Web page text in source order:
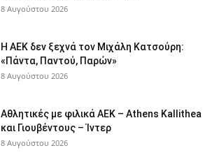
8 Αυγούστου 2026
Η ΑΕΚ δεν ξεχνά τον Μιχάλη Κατσούρη:
«Πάντα, Παντού, Παρών»
8 Αυγούστου 2026
Αθλητικές με φιλικά ΑΕΚ – Athens Kallithea
και Γιουβέντους – Ίντερ
8 Αυγούστου 2026